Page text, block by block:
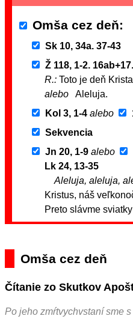
Omša cez deň
Sk 10, 34a. 37-43
Ž 118, 1-2.
R.: Toto je deň
alebo
Aleluja.
Kol 3, 1-4 alebo
Sekvencia
Jn 20, 1-9 alebo
Lk 24, 13-35
Aleluja, aleluja,
Kristus, náš
Preto slávme
Omša cez deň
Čítanie zo Skutkov
Po jeho zmŕtvychvstaní sme